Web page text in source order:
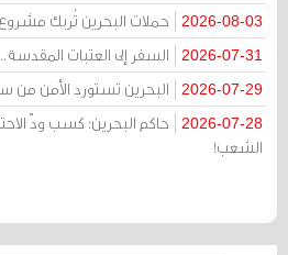
2026-08-03 حملات البحرين تُربك مشروع
2026-07-31 السفر إلى العتبات
2026-07-29 البحرين تستورد الأمن من
2026-07-28
حاكم البحرين: كسب ودّ
الشعب!